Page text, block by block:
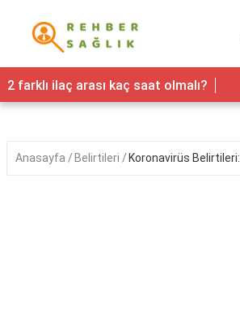
Sağlık
Yaşam
Nedir
2 farklı ilaç arası kaç saat olmalı?
Anasayfa Belirtileri Koronavirüs